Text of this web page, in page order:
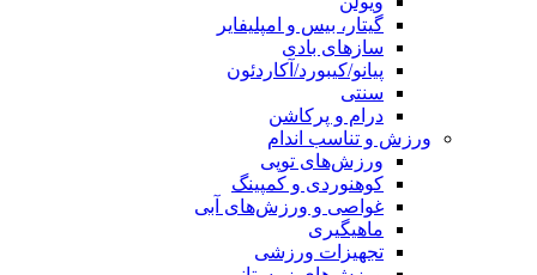
گیتار، بیس و امپلیفایر
سازهای بادی
پیانو/کیبورد/آکاردئون
سنتی
درام و پرکاشن
ورزش و تناسب اندام
ورزش‌های توپی
کوهنوردی و کمپینگ
غواصی و ورزش‌های آبی
ماهیگیری
تجهیزات ورزشی